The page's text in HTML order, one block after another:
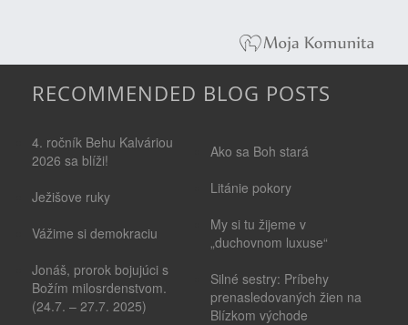
RECOMMENDED BLOG POSTS
4. ročník Behu Kalváriou
2026 sa blíži!
Ježišove ruky
Vážime si demokraciu
Jonáš, prorok bojujúci s
Božím milosrdenstvom.
(24.7. – 27.7. 2025)
Ako sa Boh stará
Litánie pokory
My si tu žijeme v
„duchovnom luxuse“
Silné sestry: Príbehy
prenasledovaných žien na
Blízkom východe